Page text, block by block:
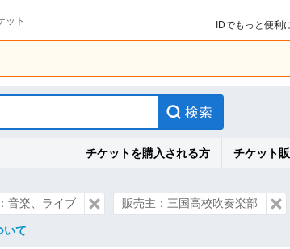
ット
IDでもっと便利
チケットを購入される方 チケット
音楽、ライブ 販売主：三国高校吹奏楽部
いて